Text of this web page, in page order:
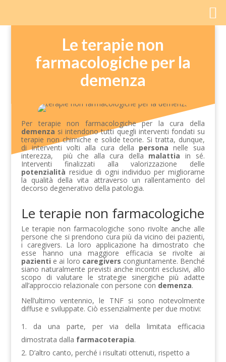
Le terapie non
farmacologiche per la
demenza
Per terapie non farmacologiche per la cura della
demenza si intendono tutti quegli interventi fondati su
terapie non chimiche e solide teorie. Si tratta, dunque,
di interventi volti alla cura della persona nelle sua
interezza, più che alla cura della malattia in sé.
Interventi finalizzati alla valorizzazione delle
potenzialità residue di ogni individuo per migliorarne
la qualità della vita attraverso un rallentamento del
decorso degenerativo della patologia.
Le terapie non farmacologiche
Le terapie non farmacologiche sono rivolte anche alle
persone che si prendono cura più da vicino dei pazienti,
i caregivers. La loro applicazione ha dimostrato che
esse hanno una maggiore efficacia se rivolte ai
pazienti e ai loro caregivers congiuntamente. Benché
siano naturalmente previsti anche incontri esclusivi, allo
scopo di valutare le strategie sinergiche più adatte
all’approccio relazionale con persone con demenza.
Nell’ultimo ventennio, le TNF si sono notevolmente
diffuse e sviluppate. Ciò essenzialmente per due motivi:
da una parte, per via della limitata efficacia
dimostrata dalla farmacoterapia.
D’altro canto, perché i risultati ottenuti, rispetto a